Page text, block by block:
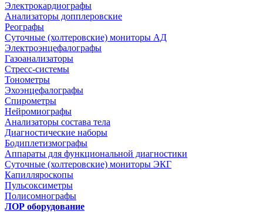
Электрокардиографы
Анализаторы допплеровские
Реографы
Суточные (холтеровские) мониторы АД
Электроэнцефалографы
Газоанализаторы
Стресс-системы
Тонометры
Эхоэнцефалографы
Спирометры
Нейромиографы
Анализаторы состава тела
Диагностические наборы
Бодиплетизмографы
Аппараты для функциональной диагностики
Суточные (холтеровские) мониторы ЭКГ
Капилляроскопы
Пульсоксиметры
Полисомнографы
ЛОР оборудование